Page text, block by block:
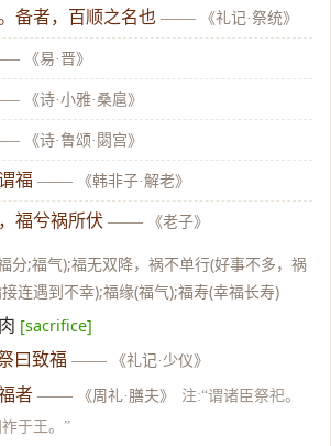
备者，百顺之名也 —— 《礼记·祭统》
《易·晋》
《诗·小雅·桑扈》
《诗·鲁颂·閟宫》
福 —— 《韩非子·解老》
福兮祸所伏 —— 《老子》
分;福气);福无双降，祸不单行(好事不多，祸
连遇到不幸);福缘(福气);福寿(幸福长寿)
[sacrifice]
曰致福 —— 《礼记·少仪》
者 —— 《周礼·膳夫》
注:“谓诸臣祭祀。
于王。”